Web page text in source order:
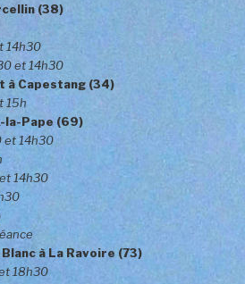
(38)
14h30
et 14h30
à Capestang (34)
15h
la-Pape (69)
et 14h30
14h30
à La Ravoire (73)
18h30